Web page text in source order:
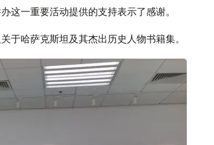
这一重要活动提供的支持表示了感谢。
于哈萨克斯坦及其杰出历史人物书籍集。